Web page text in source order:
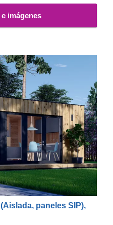
imágenes
paneles SIP),